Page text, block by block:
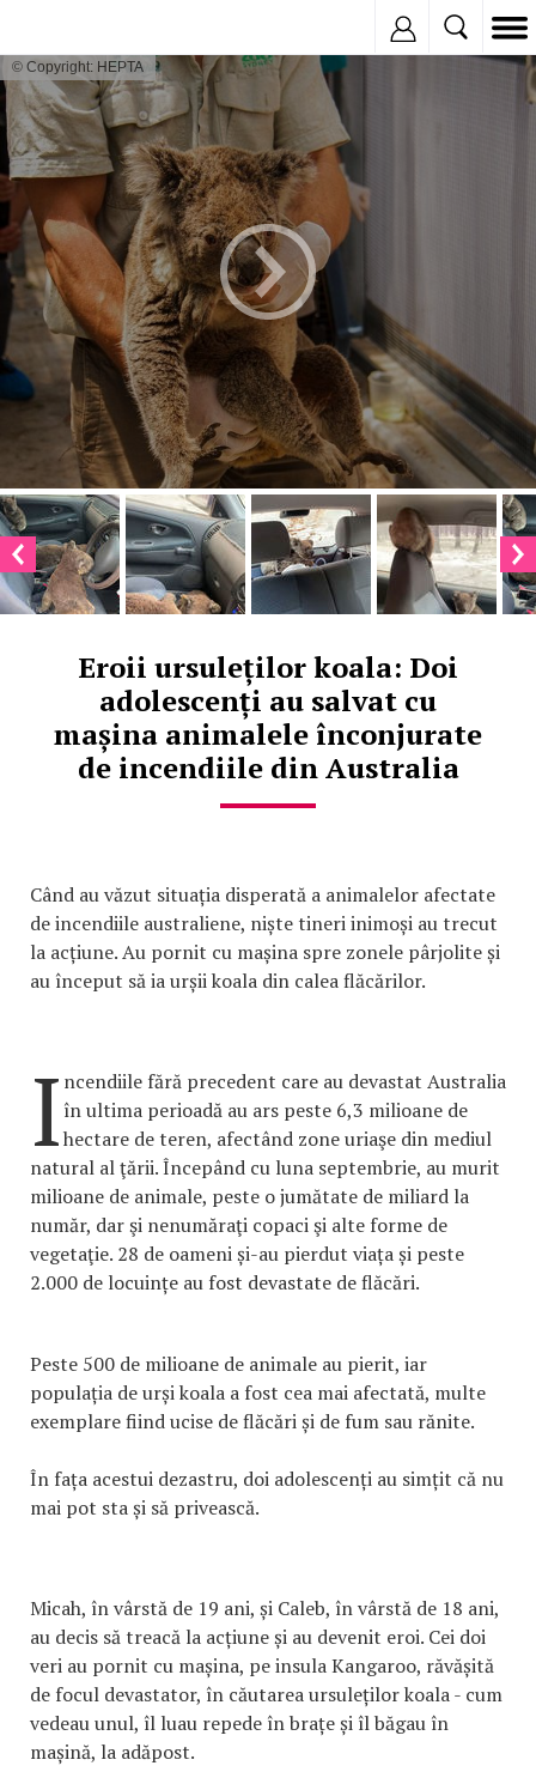
© Copyright: HEPTA
Eroii ursuleților koala: Doi
adolescenți au salvat cu
mașina animalele înconjurate
de incendiile din Australia
Când au văzut situația disperată a animalelor afectate
de incendiile australiene, niște tineri inimoși au trecut
la acțiune. Au pornit cu mașina spre zonele pârjolite și
au început să ia urșii koala din calea flăcărilor.
I ncendiile fără precedent care au devastat Australia
în ultima perioadă au ars peste 6,3 milioane de
hectare de teren, afectând zone uriaşe din mediul
natural al ţării. Începând cu luna septembrie, au murit
milioane de animale, peste o jumătate de miliard la
număr, dar şi nenumăraţi copaci şi alte forme de
vegetaţie. 28 de oameni și-au pierdut viața și peste
2.000 de locuințe au fost devastate de flăcări.
Peste 500 de milioane de animale au pierit, iar
populația de urși koala a fost cea mai afectată, multe
exemplare fiind ucise de flăcări și de fum sau rănite.
În fața acestui dezastru, doi adolescenți au simțit că nu
mai pot sta și să privească.
Micah, în vârstă de 19 ani, și Caleb, în vârstă de 18 ani,
au decis să treacă la acțiune și au devenit eroi. Cei doi
veri au pornit cu mașina, pe insula Kangaroo, răvășită
de focul devastator, în căutarea ursuleților koala - cum
vedeau unul, îl luau repede în brațe și îl băgau în
mașină, la adăpost.